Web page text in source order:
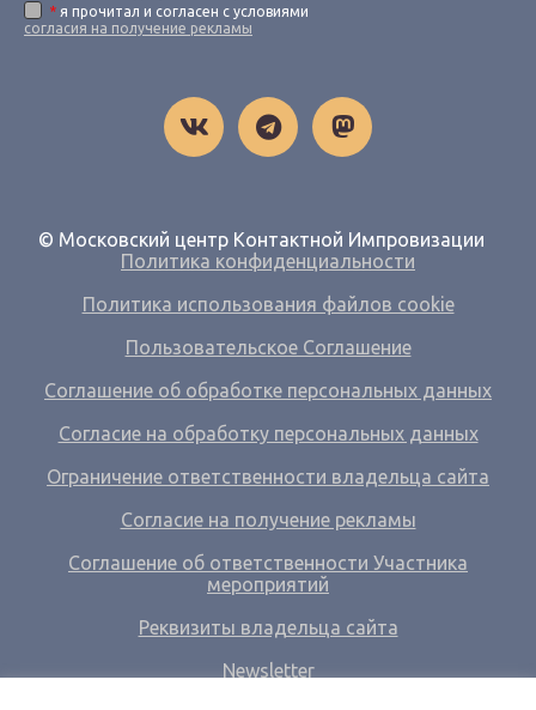
* я прочитал и согласен с условиями
согласия на получение рекламы
© Московский центр Контактной Импровизации
Политика конфиденциальности
Политика использования файлов cookie
Пользовательское Соглашение
Соглашение об обработке персональных данных
Согласие на обработку персональных данных
Ограничение ответственности владельца сайта
Согласие на получение рекламы
Соглашение об ответственности Участника
мероприятий
Реквизиты владельца сайта
Newsletter